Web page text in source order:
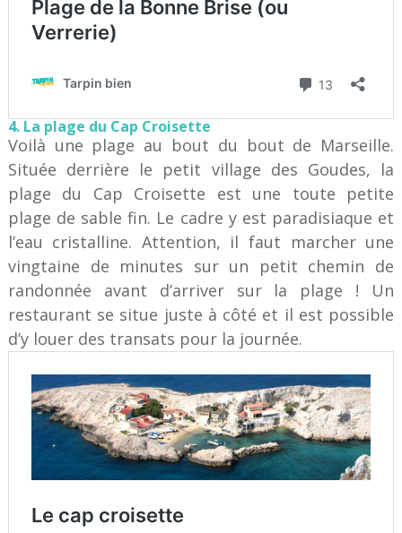
4. La plage du Cap Croisette
Voilà une plage au bout du bout de Marseille.
Située derrière le petit village des Goudes, la
plage du Cap Croisette est une toute petite
plage de sable fin. Le cadre y est paradisiaque et
l’eau cristalline. Attention, il faut marcher une
vingtaine de minutes sur un petit chemin de
randonnée avant d’arriver sur la plage ! Un
restaurant se situe juste à côté et il est possible
d’y louer des transats pour la journée.